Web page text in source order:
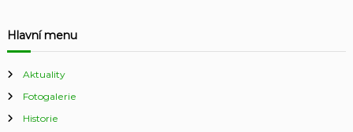
Hlavní menu
Aktuality
Fotogalerie
Historie